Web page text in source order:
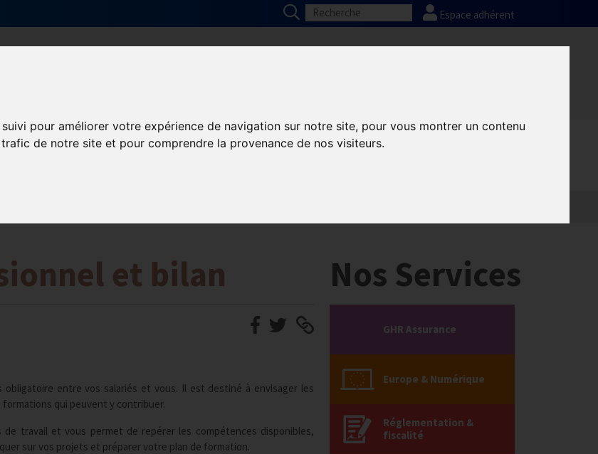
pour améliorer votre expérience de navigation sur notre site, pour vous montrer un contenu
de notre site et pour comprendre la provenance de nos visiteurs.
Espace adhérent
et Handicap
et bilan
entre vos salariés et vous. Il est destiné à envisager les
qui peuvent y contribuer.
travail et vous permet de repérer les compétences disponibles,
sur vos projets et préparer votre plan de formation.
Nos Services
GHR Assurance
Europe & Numérique
Réglementation &
fiscalité